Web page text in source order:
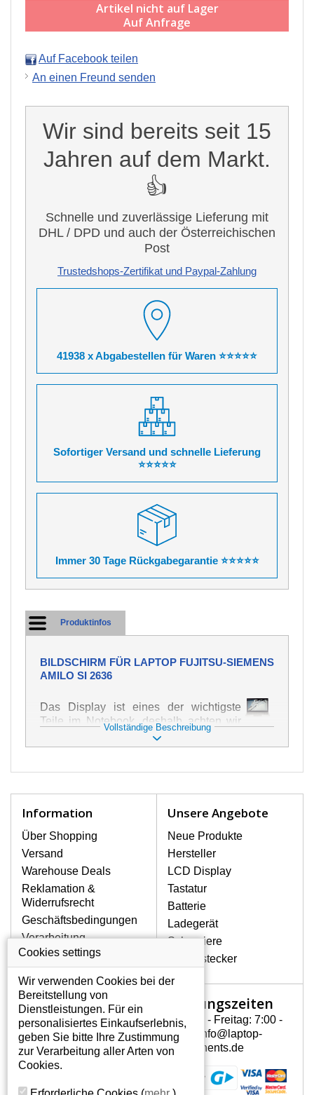
Artikel nicht auf Lager
Auf Anfrage
Auf Facebook teilen
An einen Freund senden
Wir sind bereits seit 15
Jahren auf dem Markt.
👍
Schnelle und zuverlässige Lieferung mit
DHL / DPD und auch der Österreichischen
Post
Trustedshops-Zertifikat und Paypal-Zahlung
41938 x Abgabestellen für Waren ⭐⭐⭐⭐⭐
Sofortiger Versand und schnelle Lieferung
⭐⭐⭐⭐⭐
Immer 30 Tage Rückgabegarantie ⭐⭐⭐⭐⭐
Produktinfos
BILDSCHIRM FÜR LAPTOP FUJITSU-SIEMENS
AMILO SI 2636
Das Display ist eines der wichtigste
Teile im Notebook, deshalb achten wir
auf höchste Qualität dieses Ersatzteils.
Er dient zur Darstellung von Texten und
schnell, deshalb ist es wichtig, mit dem
Zu den häufigsten Beschädigungen
gehören mechanische Schäden, z. B.
ein geborstenes Display oder Risse.
Ferner senkrechte Streifen, das Display
leuchtet nicht, blinkt unregelmäßig oder
ist ungleichmäßig hell.
LCD DISPLAYS FUJITSU-
SIEMENS AMILO SI 2636 VON
HÖCHSTER QUALITÄT!
Originaldisplays, die die hohe
Qualitätsklasse A+ erfüllen, also
ohne mangelhafte Pixel, und
zwar über die gesamte
Garantiezeit.
WIE KÖNNEN SIE FESTSTELLEN,
WELCHES DISPLAY SIE FÜR IHREN
Vollständige Beschreibung
Information
Über Shopping
Versand
Warehouse Deals
Reklamation &
Widerrufsrecht
Geschäftsbedingungen
Verarbeitung
personenbezogener
Daten
Über uns - Impressum
Unsere Angebote
Neue Produkte
Hersteller
LCD Display
Tastatur
Batterie
Ladegerät
Scharniere
Gerätestecker
Mein Konto
Mein Konto
Persönliche Daten
Addressen
Öffnungszeiten
Montag - Freitag: 7:00 -
15:30 info@laptop-
components.de
Cookies settings
Wir verwenden Cookies bei der
Bereitstellung von
Dienstleistungen. Für ein
personalisiertes Einkaufserlebnis,
geben Sie bitte Ihre Zustimmung
zur Verarbeitung aller Arten von
Cookies.